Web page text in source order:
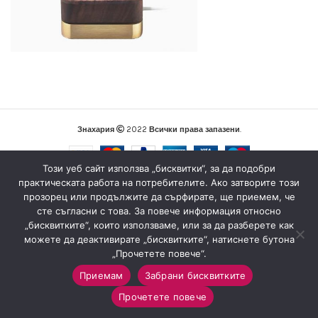
Знахария 2022 Всички права запазени.
Любими
0
Количка
Този уеб сайт използва „бисквитки“, за да подобри
практическата работа на потребителите. Ако затворите този
прозорец или продължите да сърфирате, ще приемем, че
сте съгласни с това. За повече информация относно
„бисквитките“, които използваме, или за да разберете как
можете да деактивирате „бисквитките“, натиснете бутона
„Прочетете повече“.
Приемам
Забрани бисквитките
Прочетете повече